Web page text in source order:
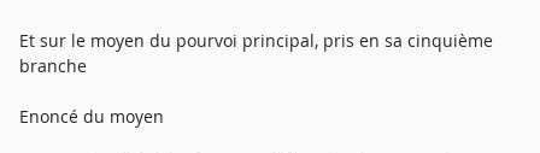
Et sur le moyen du pourvoi principal, pris en sa cinquième
branche
Enoncé du moyen